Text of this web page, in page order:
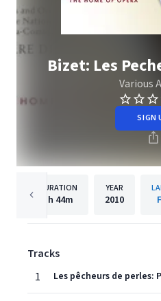
Bizet: Les
Various
SIGN
DURATION
1h 44m
YEAR
2010
Tracks
1
Les pêcheurs de perles: